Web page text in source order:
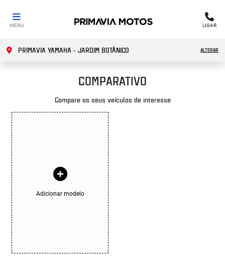
MENU LIGAR
PRIMAVIA YAMAHA - JARDIM BOTÂNICO ALTERAR
COMPARATIVO
Compare os seus veículos de interesse
Adicionar modelo